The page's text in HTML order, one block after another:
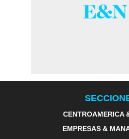
CENTROAMERICA
EMPRESAS &